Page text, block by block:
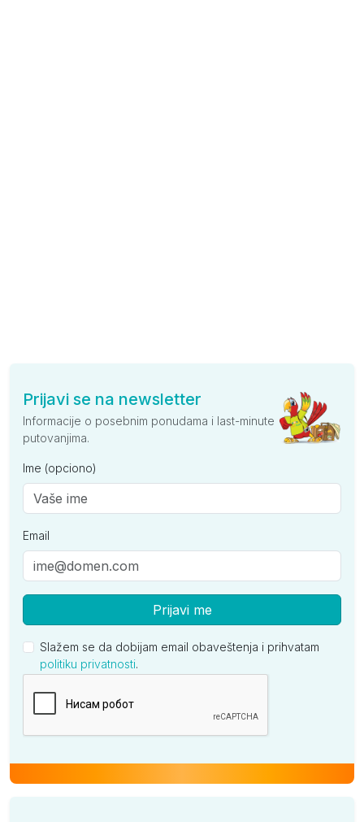
Prijavi se na newsletter
Informacije o posebnim ponudama i last-minute
putovanjima.
Ime (opciono)
Email
Prijavi me
Slažem se da dobijam email obaveštenja i prihvatam
politiku privatnosti.